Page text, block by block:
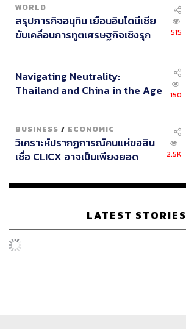
WORLD
สรุปภารกิจอนุทิน เยือนอินโดนีเซีย
ขับเคลื่อนการทูตเศรษฐกิจเชิงรุก
515
Navigating Neutrality:
Thailand and China in the Age
150
BUSINESS / ECONOMIC
วิเคราะห์ปรากฏการณ์คนแห่ขอสิน
เชื่อ CLICX อาจเป็นเพียงยอด
เรือนไทยที่ถูกซุกไว้
2.5K
LATEST STORIES